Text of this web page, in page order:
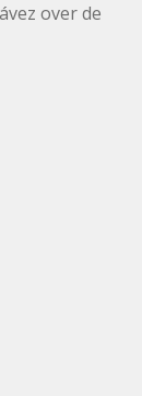
over de